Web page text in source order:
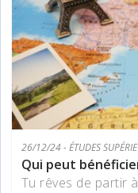
26/12/24 - ÉTUDES
Qui peut
Tu rêves de partir